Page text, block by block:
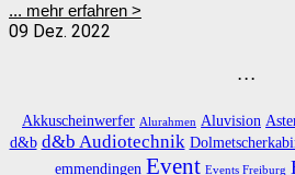
... mehr erfahren >
09 Dez. 2022
. . .
Akkuscheinwerfer Alurahmen Aluvision
d&b d&b Audiotechnik
emmendingen Event Events Freiburg